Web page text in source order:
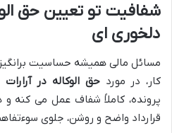
شفافیت تو تعیین حق
دلخوری ای
مسائل مالی همیشه حساسیت
کار، در موردحق الوکاله در آرارات
پرونده، کاملاً شفاف عمل می کنه و
قرارداد واضح و روشن، جلوی